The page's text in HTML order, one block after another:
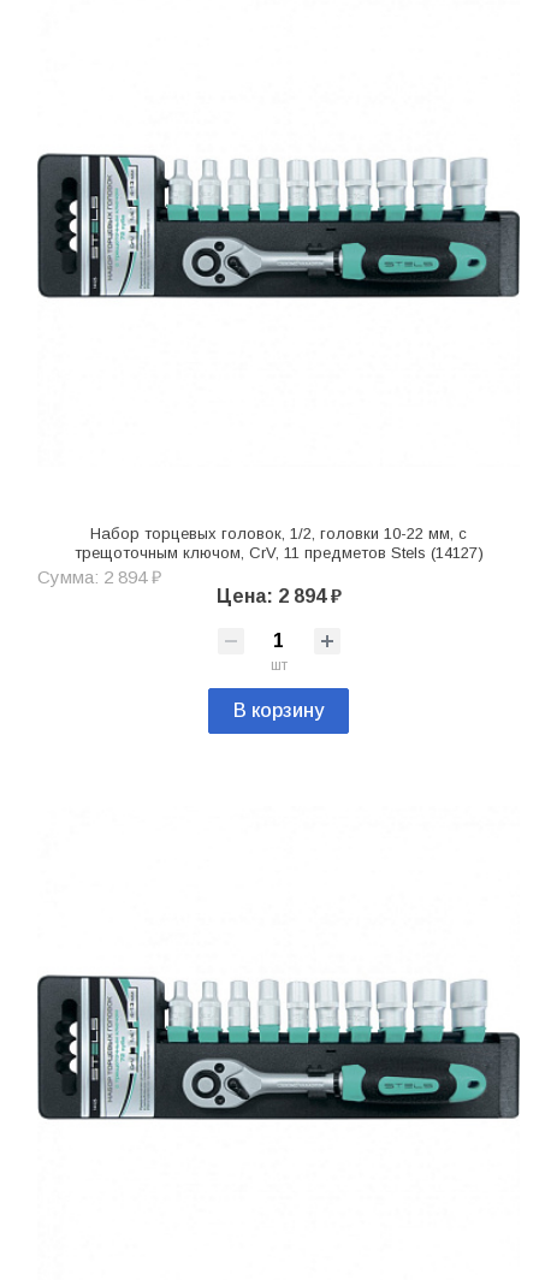
Набор торцевых головок, 1/2, головки 10-22 мм, с
трещоточным ключом, CrV, 11 предметов Stels (14127)
Сумма: 2 894 ₽
Цена: 2 894 ₽
шт
В корзину